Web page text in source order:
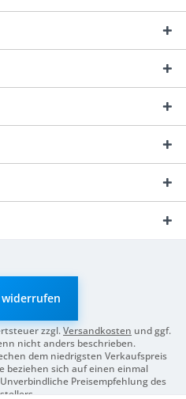
zzgl.Versandkosten und ggf.
nicht anders beschrieben.
dem niedrigsten Verkaufspreis
beziehen sich auf einen einmal
Preisempfehlung des